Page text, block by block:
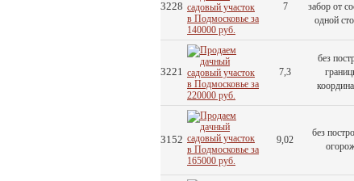
3228 7
забор от
одной
3221 7,3
без
3152 9,02
без